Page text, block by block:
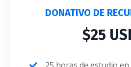
DONATIVO DE
$25